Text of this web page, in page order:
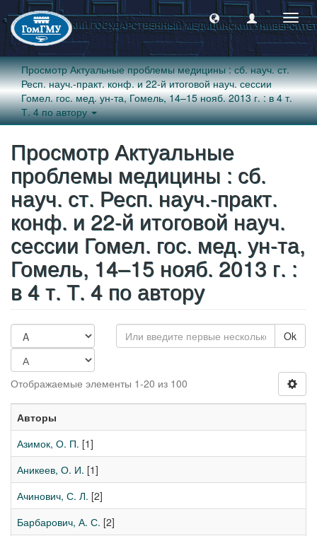
Просмотр Актуальные проблемы медицины : сб. науч. ст.
Респ. науч.-практ. конф. и 22-й итоговой науч. сессии
Гомел. гос. мед. ун-та, Гомель, 14–15 нояб. 2013 г. : в 4 т.
Т. 4 по автору
Просмотр Актуальные
проблемы медицины : сб.
науч. ст. Респ. науч.-практ.
конф. и 22-й итоговой науч.
сессии Гомел. гос. мед. ун-та,
Гомель, 14–15 нояб. 2013 г. :
в 4 т. Т. 4 по автору
Ok
Отображаемые элементы 1-20 из 100
Авторы
Азимок, О. П. [1]
Аникеев, О. И. [1]
Ачинович, С. Л. [2]
Барбарович, А. С. [2]